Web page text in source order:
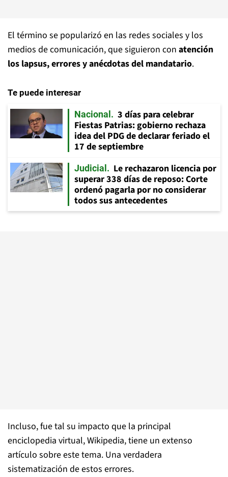
El término se popularizó en las redes sociales y los
medios de comunicación, que siguieron con atención
los lapsus, errores y anécdotas del mandatario.
Te puede interesar
Nacional
3 días para celebrar
Fiestas Patrias: gobierno rechaza
idea del PDG de declarar feriado el
17 de septiembre
Judicial
Le rechazaron licencia por
superar 338 días de reposo: Corte
ordenó pagarla por no considerar
todos sus antecedentes
Incluso, fue tal su impacto que la principal
enciclopedia virtual, Wikipedia, tiene un extenso
artículo sobre este tema. Una verdadera
sistematización de estos errores.